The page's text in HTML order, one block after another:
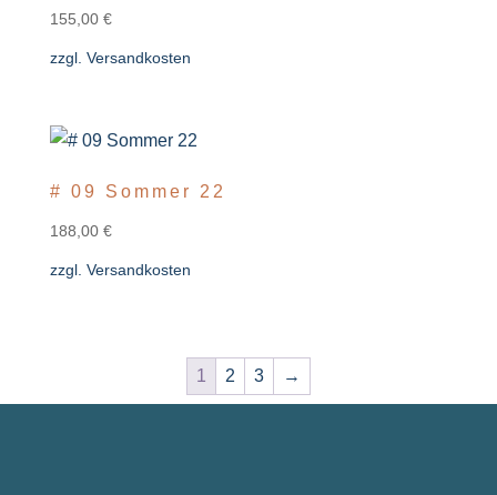
155,00 €
zzgl. Versandkosten
# 09 Sommer 22
188,00 €
zzgl. Versandkosten
1 2 3 →